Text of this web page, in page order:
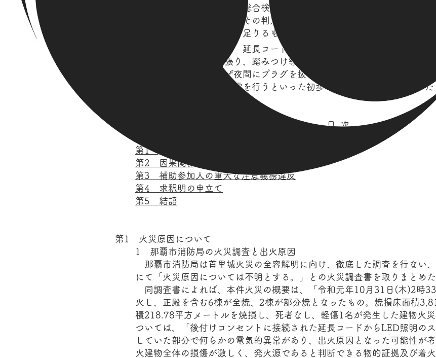
く、経験則に照らして全証拠を総合検討し、特定の事実が特定の結果発生を
蓋然性を証明することであり、その判定は、通常人が疑問を差し挟まない程
であることを必要とし、それで足りるものである。」(東大ルンバール事件最
補助参加人の管理義務違反： 延長コードとLED照明を設置したのは補助参
あり、一般観覧者による引張り、踏みつけ等による断線、皮膜の劣化等によ
ものであった。しかも、なぜ夜間にプラグを抜いて切電していなかったのか
な安全対策を施し、夜間の切電を行うといった初歩的な防火対策を施してい
目次
第1 火災原因について
第2 因果関係の立証について
第3 補助参加人の重大な注意義務違反
第4 求釈明の申立て
第5 結語
第1 火災原因について
1 那覇市消防局の火災調査と出火原因
那覇市消防局は首里城火災の全容解明に向け、徹底した調査を行ない
にて「火災原因については不明とする。」との火災調査書を取りまとめた
同調査書によれば、本件火災の概要は、「令和元年10月31日(木)2時
火し、正殿を含む6棟が全焼、2棟が部分焼となったもの。焼損床面積
積218.78平方メートルを焼損し、死者なし、軽傷1名が発生した建物火
ついては、「後付けコンセントに接続された延長コードからLED照明の
していた部分で何らかの電気的異常があり、出火原因となった可能性が
火建物全体の損傷が激しく、発火源であると判断できる物的証拠及び着